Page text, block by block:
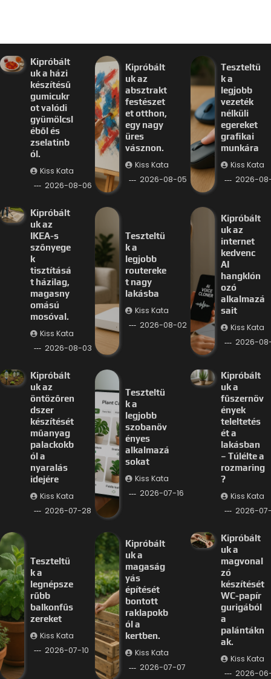
Kipróbált
uk a házi
készítésű
gumicukr
ot valódi
gyümölcsl
éből és
zselatinb
ól.
Kiss Kata
2026-08-06
Kipróbált
uk az
absztrakt
festészet
et otthon,
egy nagy
üres
vásznon.
Kiss Kata
2026-08-05
Teszteltü
k a
legjobb
vezeték
nélküli
egereket
grafikai
munkára
Kiss Kata
2026-
Kipróbált
uk az
IKEA-s
szőnyege
k
tisztításá
t házilag,
magasny
omású
mosóval.
Kiss Kata
2026-08-03
Teszteltü
k a
legjobb
routereke
t nagy
lakásba
Kiss Kata
2026-08-02
Kipróbált
uk az
internet
kedvenc
AI
hangklón
ozó
alkalmazá
sait
Kiss Kata
2026-
Kipróbált
uk az
öntözőren
dszer
készítését
műanyag
palackokb
ól a
nyaralás
idejére
Kiss Kata
2026-07-28
Teszteltü
k a
legjobb
szobanöv
ényes
alkalmazá
sokat
Kiss Kata
2026-07-16
Kipróbált
uk a
fűszernöv
ények
teleltetés
ét a
lakásban
– Túlélte a
rozmaring
?
Kiss Kata
2026-
Teszteltü
k a
legnépsze
rűbb
balkonfűs
zereket
Kiss Kata
2026-07-10
Kipróbált
uk a
magaság
yás
építését
bontott
raklapokb
ól a
kertben.
Kiss Kata
2026-07-07
Kipróbált
uk a
magvonal
zó
készítését
WC-papír
gurigából
a
palántákn
ak.
Kiss Kata
2026-